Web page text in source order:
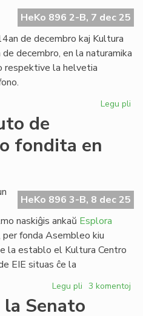
!
HeKo 896 2-B, 7 dec 25
de decembro kaj Kultura
decembro, en la naturamika
respektive la helvetia
Legu pli
de
fondita en
HeKo 896 3-B, 8 dec 25
naskiĝis ankaŭ Esplora
per fonda Asembleo kiu
la establo el Kultura Centro
EIE situas ĉe la
Legu pli pri
Instituto
3 komentoj
la Senato